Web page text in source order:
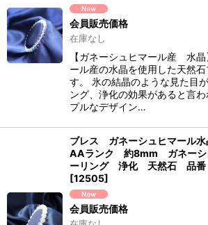
会員販売価格
在庫なし
【ガネーシュヒマール産 水
ール産の水晶を使用した天然
す。 氷の結晶のような見た目
ング、浄化の効果があると言
プルなデザイン…
ブレス ガネーシュヒマール
AAランク 約8mm ガネーシ
ーリング 浄化 天然石 品番
[12505]
会員販売価格